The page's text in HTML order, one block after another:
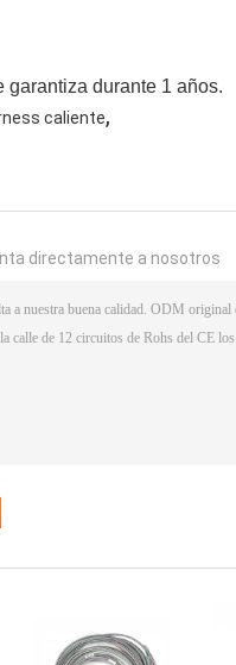
garantiza durante 1 años.
caliente,
directamente a nosotros